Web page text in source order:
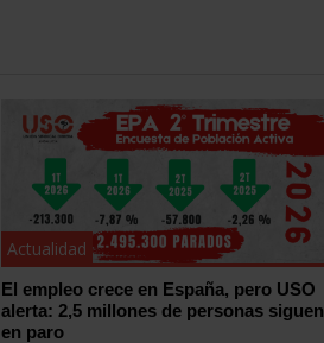
Actualidad
El empleo crece en España, pero USO
alerta: 2,5 millones de personas siguen
en paro